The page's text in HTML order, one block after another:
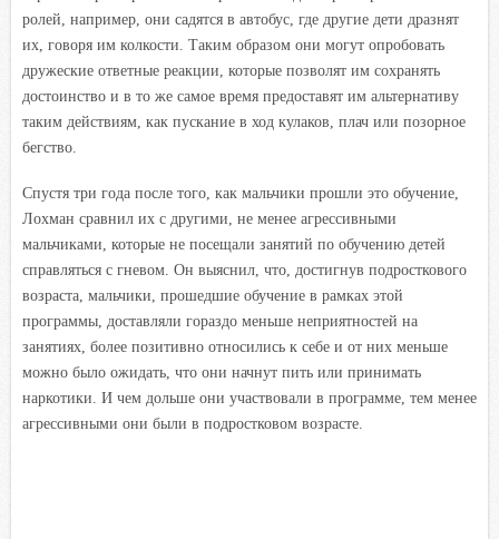
ролей, например, они садятся в автобус, где другие дети дразнят
их, говоря им колкости. Таким образом они могут опробовать
дружеские ответные реакции, которые позволят им сохранять
достоинство и в то же самое время предоставят им альтернативу
таким действиям, как пускание в ход кулаков, плач или позорное
бегство.
Спустя три года после того, как мальчики прошли это обучение,
Лохман сравнил их с другими, не менее агрессивными
мальчиками, которые не посещали занятий по обучению детей
справляться с гневом. Он выяснил, что, достигнув подросткового
возраста, мальчики, прошедшие обучение в рамках этой
программы, доставляли гораздо меньше неприятностей на
занятиях, более позитивно относились к себе и от них меньше
можно было ожидать, что они начнут пить или принимать
наркотики. И чем дольше они участвовали в программе, тем менее
агрессивными они были в подростковом возрасте.